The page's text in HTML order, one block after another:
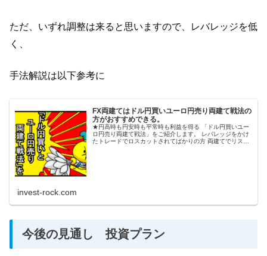
ただ、いずれ調整は来ると思いますので、レバレッジを低
く、
手法解説は以下参考に
FX両建てはドル円買いユーロ円売り両建て戦法の
方がおすすめできる。
★円高時も円安時も平常時も利益を得る 「ドル円買いユー
ロ円売り両建て戦法」をご紹介します。 レバレッジをかけ
たトレードでロスカットされてばかりの方 両建てでリスク
invest-rock.com
今後の見通し 投資プラン